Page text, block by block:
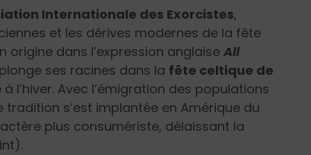
Internationale des Exorcistes,
et les dérives modernes de la fête
origine dans l’expression anglaiseAll
ses racines dans la fête celtique de
l’hiver. Avec l’émigration des populations
s’est implantée en Amérique du
plus consumériste, délaissant la